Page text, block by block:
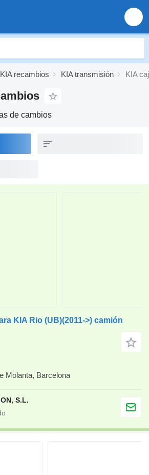
KIA recambios KIA transmisión KIA
de cambios
KIA Rio (UB)(2011->) camión
Molanta, Barcelona
S.L.